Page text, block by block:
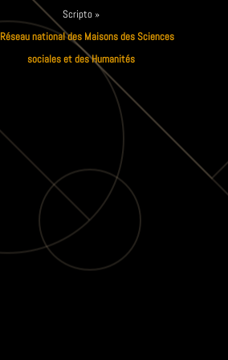
Scripto »
Réseau national des Maisons des Sciences
sociales et des Humanités